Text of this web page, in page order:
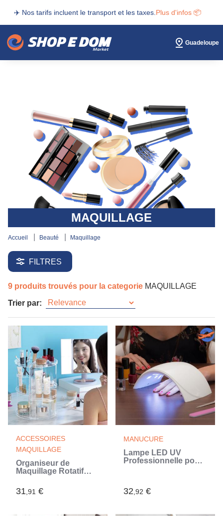
✈️ Nos tarifs incluent le transport et les taxes. Plus d'infos 📦
Guadeloupe
MAQUILLAGE
accueil beauté maquillage
FILTRES
9 produits trouvés pour la categorie MAQUILLAGE
Trier par:
ACCESSOIRES
MAQUILLAGE
Organiseur de
Maquillage Rotatif
31,91 €
MANUCURE
Lampe LED UV
Professionnelle pour
32,92 €